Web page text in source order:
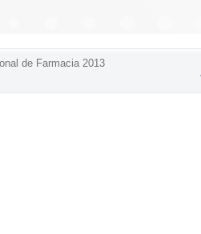
de Farmacia 2013